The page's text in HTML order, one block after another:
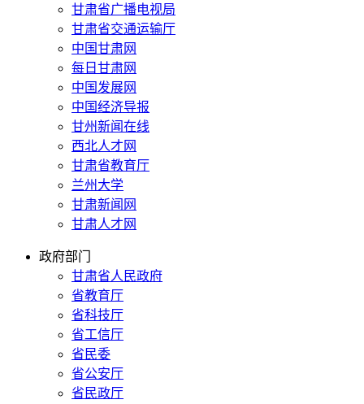
甘肃省广播电视局
甘肃省交通运输厅
中国甘肃网
每日甘肃网
中国发展网
中国经济导报
甘州新闻在线
西北人才网
甘肃省教育厅
兰州大学
甘肃新闻网
甘肃人才网
政府部门
甘肃省人民政府
省教育厅
省科技厅
省工信厅
省民委
省公安厅
省民政厅